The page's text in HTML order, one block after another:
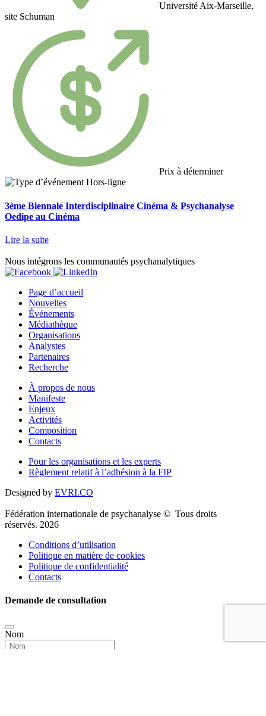
Université Aix-Marseille,
site Schuman
Prix à déterminer
Hors-ligne
3ème Biennale Interdisciplinaire Cinéma & Psychanalyse
Oedipe au Cinéma
Lire la suite
Nous intégrons les communautés psychanalytiques
Page d’accueil
Nouvelles
Événements
Médiathèque
Organisations
Analystes
Partenaires
Recherche
À propos de nous
Manifeste
Enjeux
Activités
Composition
Contacts
Pour les organisations et les experts
Règlement relatif à l’adhésion à la FIP
Designed by EVRI.CO
Fédération internationale de psychanalyse © Tous droits
réservés. 2026
Conditions d’utilisation
Politique en matière de cookies
Politique de confidentialité
Contacts
Demande de consultation
Nom